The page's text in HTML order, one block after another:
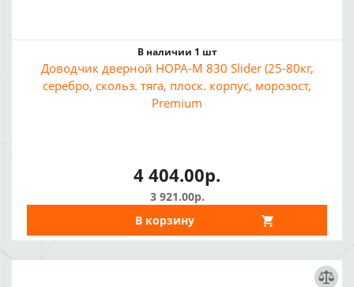
В наличии 1 шт
Доводчик дверной НОРА-М 830 Slider (25-80кг,
серебро, скольз. тяга, плоск. корпус, морозост,
Premium
4 404.00р.
3 921.00р.
В корзину